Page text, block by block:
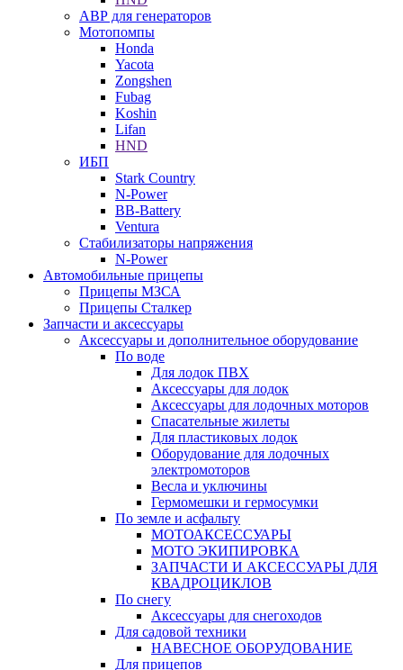
АВР для генераторов
Мотопомпы
Honda
Yacota
Zongshen
Fubag
Koshin
Lifan
HND
ИБП
Stark Country
N-Power
BB-Battery
Ventura
Стабилизаторы напряжения
N-Power
Автомобильные прицепы
Прицепы МЗСА
Прицепы Сталкер
Запчасти и аксессуары
Аксессуары и дополнительное оборудование
По воде
Для лодок ПВХ
Аксессуары для лодок
Аксессуары для лодочных моторов
Спасательные жилеты
Для пластиковых лодок
Оборудование для лодочных
электромоторов
Весла и уключины
Гермомешки и гермосумки
По земле и асфальту
МОТОАКСЕССУАРЫ
МОТО ЭКИПИРОВКА
ЗАПЧАСТИ И АКСЕССУАРЫ ДЛЯ
КВАДРОЦИКЛОВ
По снегу
Аксессуары для снегоходов
Для садовой техники
НАВЕСНОЕ ОБОРУДОВАНИЕ
Для прицепов